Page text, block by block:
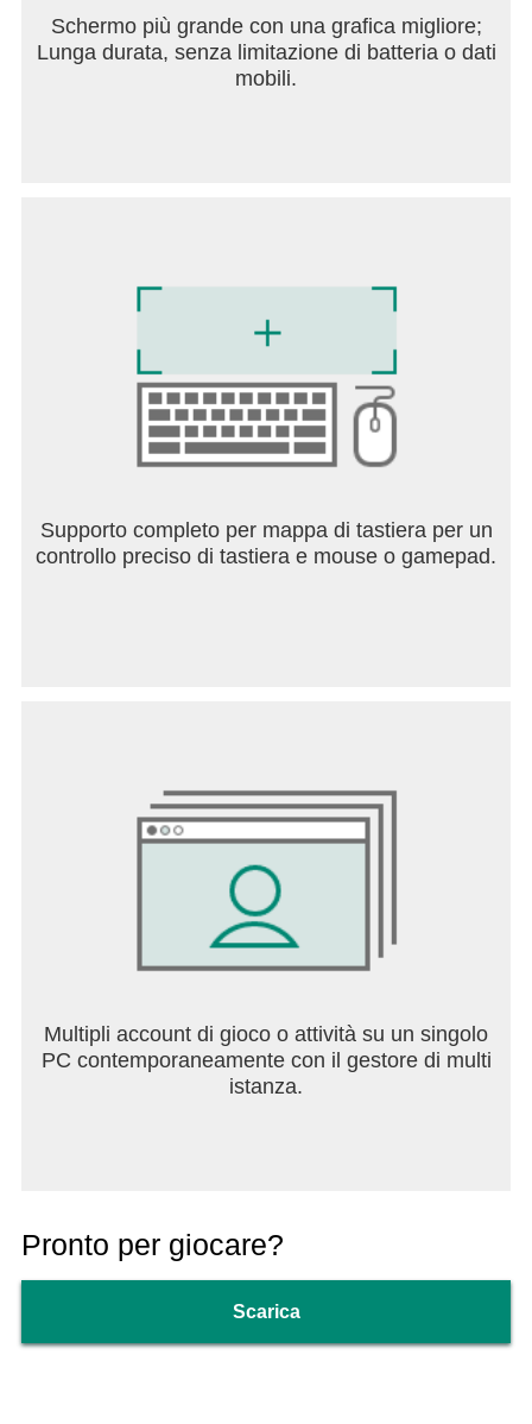
Schermo più grande con una grafica migliore;
Lunga durata, senza limitazione di batteria o dati
mobili.
Supporto completo per mappa di tastiera per un
controllo preciso di tastiera e mouse o gamepad.
Multipli account di gioco o attività su un singolo
PC contemporaneamente con il gestore di multi
istanza.
Pronto per giocare?
Scarica